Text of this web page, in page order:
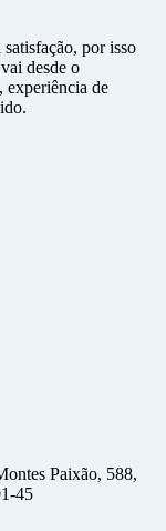
por isso
desde o
experiência de
Paixão, 588,
45